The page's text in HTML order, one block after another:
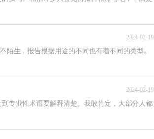
2024-02-19
陌生，报告根据用途的不同也有着不同的类型。
2024-02-19
专业性术语要解释清楚。我敢肯定，大部分人都